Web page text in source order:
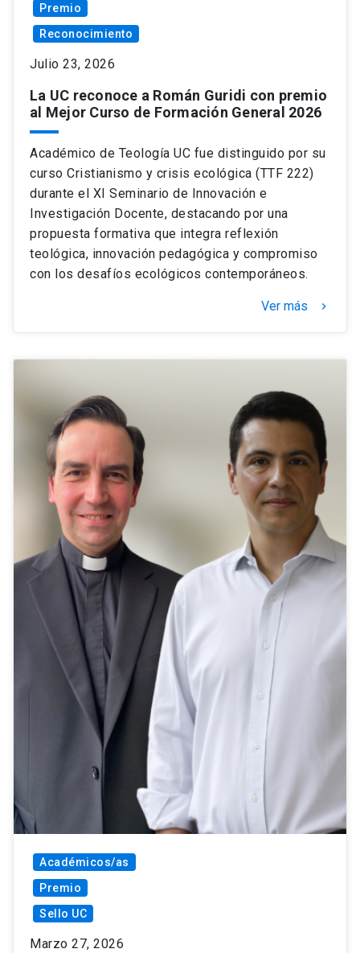
Premio
Reconocimiento
Julio 23, 2026
La UC reconoce a Román Guridi con premio
al Mejor Curso de Formación General 2026
Académico de Teología UC fue distinguido por su
curso Cristianismo y crisis ecológica (TTF 222)
durante el XI Seminario de Innovación e
Investigación Docente, destacando por una
propuesta formativa que integra reflexión
teológica, innovación pedagógica y compromiso
con los desafíos ecológicos contemporáneos.
Ver más keyboard_arrow_right
Académicos/as
Premio
Sello UC
Marzo 27, 2026